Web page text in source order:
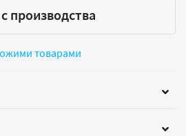
производства
товарами